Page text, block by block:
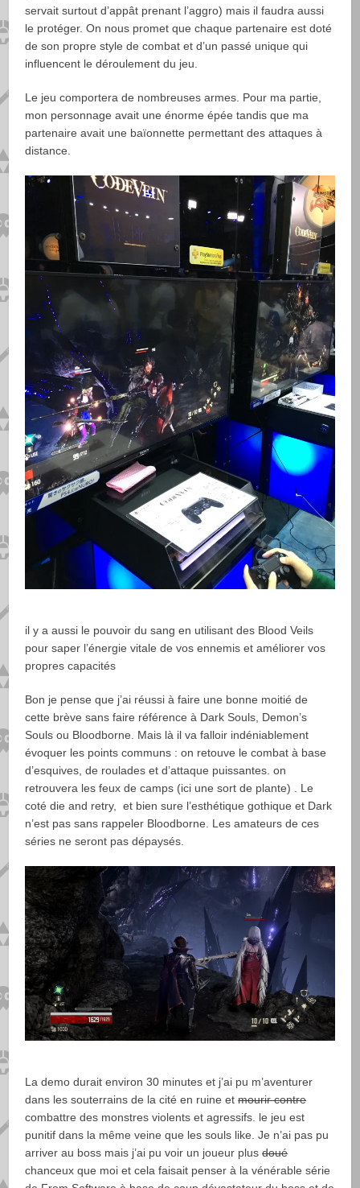
servait surtout d’appât prenant l’aggro) mais il faudra aussi
le protéger. On nous promet que chaque partenaire est doté
de son propre style de combat et d’un passé unique qui
influencent le déroulement du jeu.
Le jeu comportera de nombreuses armes. Pour ma partie,
mon personnage avait une énorme épée tandis que ma
partenaire avait une baïonnette permettant des attaques à
distance.
il y a aussi le pouvoir du sang en utilisant des Blood Veils
pour saper l’énergie vitale de vos ennemis et améliorer vos
propres capacités
Bon je pense que j’ai réussi à faire une bonne moitié de
cette brève sans faire référence à Dark Souls, Demon’s
Souls ou Bloodborne. Mais là il va falloir indéniablement
évoquer les points communs : on retouve le combat à base
d’esquives, de roulades et d’attaque puissantes. on
retrouvera les feux de camps (ici une sort de plante) . Le
coté die and retry, et bien sure l’esthétique gothique et Dark
n’est pas sans rappeler Bloodborne. Les amateurs de ces
séries ne seront pas dépaysés.
La demo durait environ 30 minutes et j’ai pu m’aventurer
dans les souterrains de la cité en ruine etmourir contre
combattre des monstres violents et agressifs. le jeu est
punitif dans la même veine que les souls like. Je n’ai pas pu
arriver au boss mais j’ai pu voir un joueur plusdoué
chanceux que moi et cela faisait penser à la vénérable série